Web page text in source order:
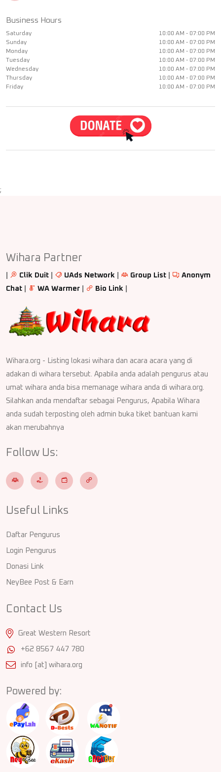
Business Hours
Saturday
10:00 AM - 07:00 PM
Sunday
10:00 AM - 07:00 PM
Monday
10:00 AM - 07:00 PM
Tuesday
10:00 AM - 07:00 PM
Wednesday
10:00 AM - 07:00 PM
Thursday
10:00 AM - 07:00 PM
Friday
10:00 AM - 07:00 PM
;
Wihara Partner
Clik Duit UAds Network Group List
Anonym
Chat
WA Warmer Bio Link
Wihara.org - Listing lokasi wihara dan acara acara yang di
adakan di wihara tersebut. Apabila anda adalah pengurus atau
umat wihara anda bisa memanage wihara anda di wihara.org.
Silahkan anda mendaftar sebagai Pengurus, Apabila Wihara
anda sudah terposting oleh admin buka tiket bantuan kami
akan merubahnya
Follow Us:
Useful Links
Daftar Pengurus
Login Pengurus
Donasi Link
NeyBee Post & Earn
Contact Us
Great Western Resort
+62 8567 447 780
info [at] wihara.org
Powered by: